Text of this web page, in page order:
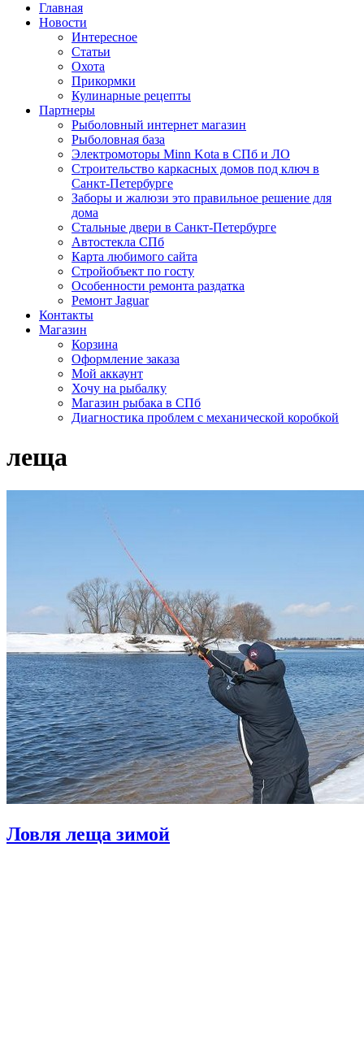
Главная
Новости
Интересное
Статьи
Охота
Прикормки
Кулинарные рецепты
Партнеры
Рыболовный интернет магазин
Рыболовная база
Электромоторы Minn Kota в СПб и ЛО
Строительство каркасных домов под ключ в
Санкт-Петербурге
Заборы и жалюзи это правильное решение для
дома
Стальные двери в Санкт-Петербурге
Автостекла СПб
Карта любимого сайта
Стройобъект по госту
Особенности ремонта раздатка
Ремонт Jaguar
Контакты
Магазин
Корзина
Оформление заказа
Мой аккаунт
Хочу на рыбалку
Магазин рыбака в СПб
Диагностика проблем с механической коробкой
леща
Ловля леща зимой